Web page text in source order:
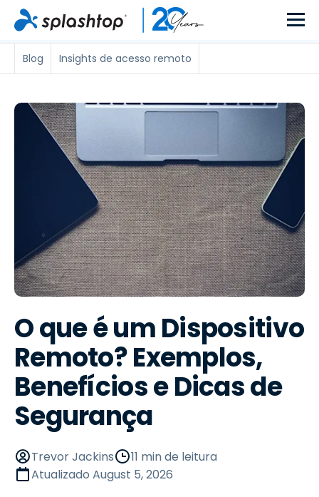
Blog Insights de acesso remoto
O que é um Dispositivo
Remoto? Exemplos,
Benefícios e Dicas de
Segurança
Trevor Jackins
11 min de leitura
Atualizado August 5, 2026